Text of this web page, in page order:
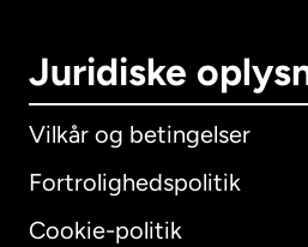
Juridiske
Vilkår og betingelser
Fortrolighedspolitik
Cookie-politik